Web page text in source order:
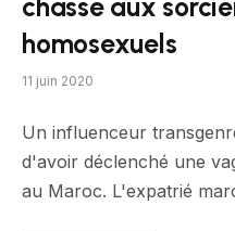
chasse aux
homosexuels
11 juin 2020
Un influenceur
d'avoir déclenché une
au Maroc. L'expatrié